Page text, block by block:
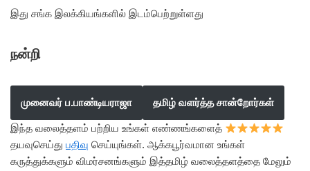
இது சங்க இலக்கியங்களில் இடம்பெற்றுள்ளது
நன்றி
முனைவர் ப.பாண்டியராஜா தமிழ் வளர்த்த சான்றோர்கள்
இந்த வலைத்தளம் பற்றிய உங்கள் எண்ணங்களைத்
தயவுசெய்து பதிவு செய்யுங்கள். ஆக்கபூர்வமான உங்கள்
கருத்துக்களும் விமர்சனங்களும் இத்தமிழ் வலைத்தளத்தை மேலும்